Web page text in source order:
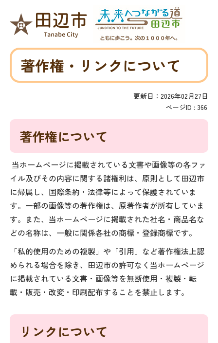
著作権・リンクについて
更新日：2026年02月27日
ページID : 366
著作権について
当ホームページに掲載されている文書や画像等の各ファ
イル及びその内容に関する諸権利は、原則として田辺市
に帰属し、国際条約・法律等によって保護されていま
す。一部の画像等の著作権は、原著作者が所有していま
す。また、当ホームページに掲載された社名・商品名な
どの名称は、一般に関係各社の商標・登録商標です。
「私的使用のための複製」や「引用」など著作権法上認
められる場合を除き、田辺市の許可なく当ホームページ
に掲載されている文書・画像等を無断使用・複製・転
載・販売・改変・印刷配布することを禁止します。
リンクについて